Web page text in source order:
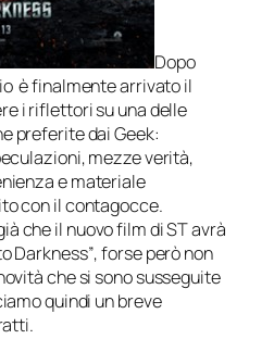
Dopo
è finalmente arrivato il
i riflettori su una delle
preferite dai Geek:
mezze verità,
e materiale
con il contagocce.
che il nuovo film di ST avrà
Darkness”, forse però non
che si sono susseguite
quindi un breve